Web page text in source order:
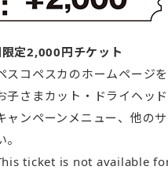
定2,000円チケット
スコペスカのホームページ
子さまカット・ドライヘッ
ャンペーンメニュー、他の
。
ticket is not available